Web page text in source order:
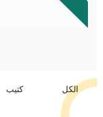
الكل كتيب